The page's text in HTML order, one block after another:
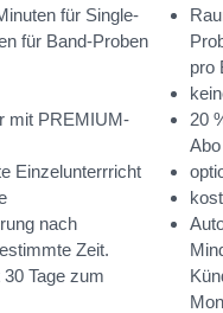
für Single-
für Band-Proben
mit PREMIUM-
Einzelunterrricht
nach
Zeit.
Tage zum
pro
20
Abo